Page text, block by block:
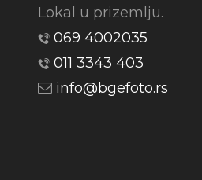
Lokal u prizemlju.
069 4002035
011 3343 403
info@bgefoto.rs